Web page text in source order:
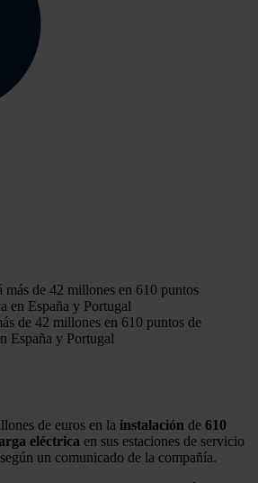
de 42 millones en 610 puntos de
España y Portugal
de euros en la instalación de 610
eléctrica en sus estaciones de servicio
según un comunicado de la compañía.